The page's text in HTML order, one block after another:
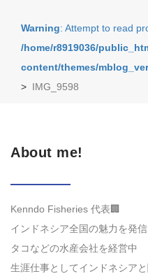
Warning: Attempt to read
/home/r8919036/
content/themes/
> IMG_9598
About me!
Kenndo Fisheries 代表🏢
インドネシア全国の魅力を発
タコなどの水産会社を経営中
生涯仕事としてインドネシア